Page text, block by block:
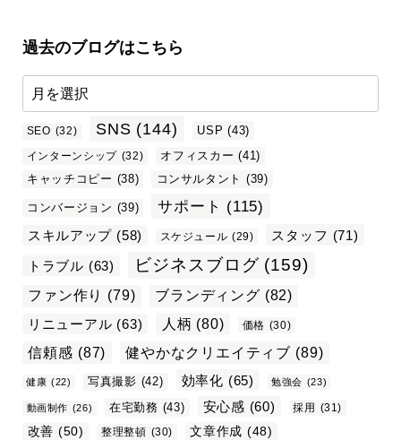
過去のブログはこちら
SEO (32) SNS (144) USP (43)
インターンシップ (32) オフィスカー (41)
キャッチコピー (38) コンサルタント (39)
コンバージョン (39) サポート (115)
スキルアップ (58) スケジュール (29) スタッフ (71)
トラブル (63) ビジネスブログ (159)
ファン作り (79) ブランディング (82)
リニューアル (63) 人柄 (80) 価格 (30)
信頼感 (87) 健やかなクリエイティブ (89)
健康 (22) 写真撮影 (42) 効率化 (65) 勉強会 (23)
動画制作 (26) 在宅勤務 (43) 安心感 (60) 採用 (31)
改善 (50) 整理整頓 (30) 文章作成 (48)